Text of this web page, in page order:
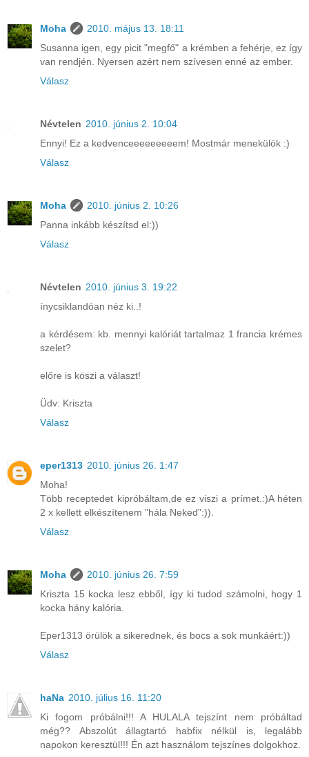
Moha
2010. május 13. 18:11
Susanna igen, egy picit "megfő" a krémben a fehérje, ez így
van rendjén. Nyersen azért nem szívesen enné az ember.
Válasz
Névtelen 2010. június 2. 10:04
Ennyi! Ez a kedvenceeeeeeeeem! Mostmár menekülök :)
Válasz
Moha
2010. június 2. 10:26
Panna inkább készítsd el:))
Válasz
Névtelen 2010. június 3. 19:22
ínycsiklandóan néz ki..!
a kérdésem: kb. mennyi kalóriát tartalmaz 1 francia krémes
szelet?
előre is köszi a választ!
Üdv: Kriszta
Válasz
eper1313 2010. június 26. 1:47
Moha!
Több receptedet kipróbáltam,de ez viszi a prímet.:)A héten
2 x kellett elkészítenem "hála Neked":)).
Válasz
Moha
2010. június 26. 7:59
Kriszta 15 kocka lesz ebből, így ki tudod számolni, hogy 1
kocka hány kalória.
Eper1313 örülök a sikerednek, és bocs a sok munkáért:))
Válasz
haNa 2010. július 16. 11:20
Ki fogom próbálni!!! A HULALA tejszínt nem próbáltad
még?? Abszolút állagtartó habfix nélkül is, legalább
napokon keresztül!!! Én azt használom tejszínes dolgokhoz.